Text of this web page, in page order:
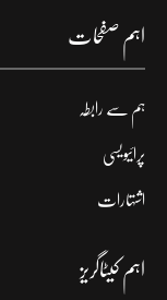
اہم صفحات
ہم سے رابطہ
پرائیویسی
اشتہارات
اہم کیٹاگریز